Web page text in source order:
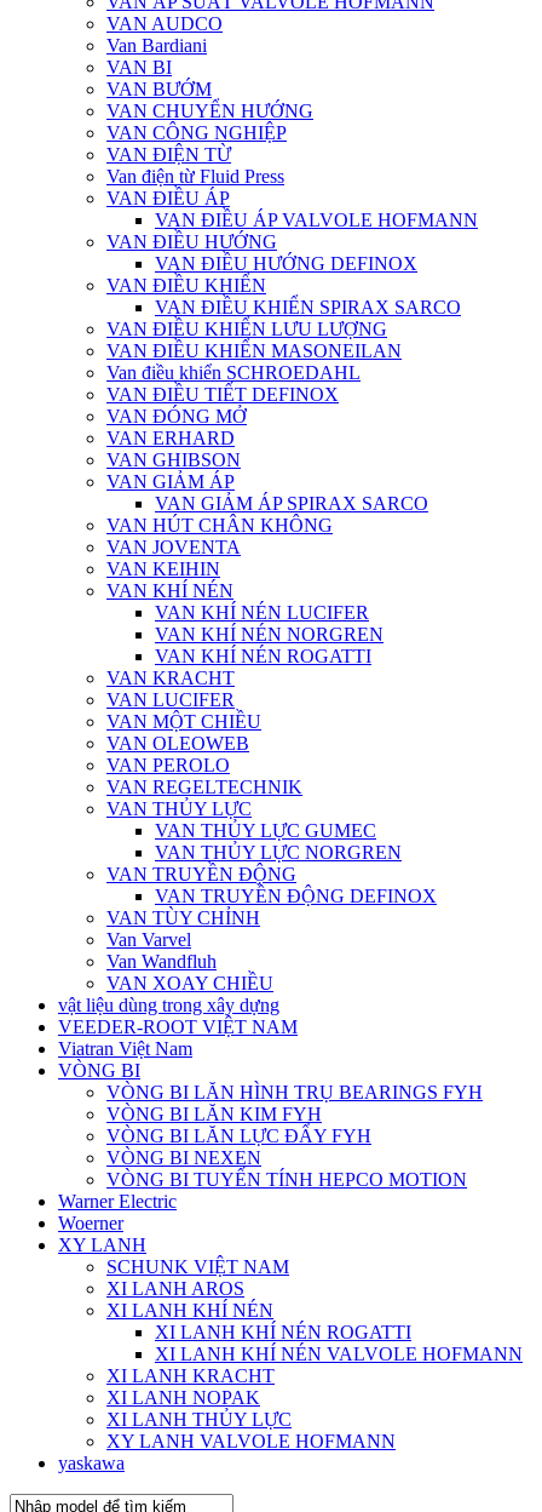
VAN AUDCO
Van Bardiani
VAN BI
VAN BƯỚM
VAN CHUYỂN HƯỚNG
VAN CÔNG NGHIỆP
VAN ĐIỆN TỪ
Van điện từ Fluid Press
VAN ĐIỀU ÁP
VAN ĐIỀU ÁP VALVOLE HOFMANN
VAN ĐIỀU HƯỚNG
VAN ĐIỀU HƯỚNG DEFINOX
VAN ĐIỀU KHIỂN
VAN ĐIỀU KHIỂN SPIRAX SARCO
VAN ĐIỀU KHIỂN LƯU LƯỢNG
VAN ĐIỀU KHIỂN MASONEILAN
Van điều khiển SCHROEDAHL
VAN ĐIỀU TIẾT DEFINOX
VAN ĐÓNG MỞ
VAN ERHARD
VAN GHIBSON
VAN GIẢM ÁP
VAN GIẢM ÁP SPIRAX SARCO
VAN HÚT CHÂN KHÔNG
VAN JOVENTA
VAN KEIHIN
VAN KHÍ NÉN
VAN KHÍ NÉN LUCIFER
VAN KHÍ NÉN NORGREN
VAN KHÍ NÉN ROGATTI
VAN KRACHT
VAN LUCIFER
VAN MỘT CHIỀU
VAN OLEOWEB
VAN PEROLO
VAN REGELTECHNIK
VAN THỦY LỰC
VAN THỦY LỰC GUMEC
VAN THỦY LỰC NORGREN
VAN TRUYỀN ĐỘNG
VAN TRUYỀN ĐỘNG DEFINOX
VAN TÙY CHỈNH
Van Varvel
Van Wandfluh
VAN XOAY CHIỀU
vật liệu dùng trong xây dựng
VEEDER-ROOT VIỆT NAM
Viatran Việt Nam
VÒNG BI
VÒNG BI LĂN HÌNH TRỤ BEARINGS FYH
VÒNG BI LĂN KIM FYH
VÒNG BI LĂN LỰC ĐẨY FYH
VÒNG BI NEXEN
VÒNG BI TUYẾN TÍNH HEPCO MOTION
Warner Electric
Woerner
XY LANH
SCHUNK VIỆT NAM
XI LANH AROS
XI LANH KHÍ NÉN
XI LANH KHÍ NÉN ROGATTI
XI LANH KHÍ NÉN VALVOLE HOFMANN
XI LANH KRACHT
XI LANH NOPAK
XI LANH THỦY LỰC
XY LANH VALVOLE HOFMANN
yaskawa